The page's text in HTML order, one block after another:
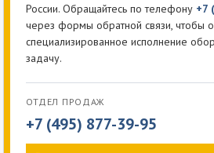
России. Обращайтесь по телефону +7
через формы обратной связи, чтобы
специализированное исполнение
задачу.
ОТДЕЛ ПРОДАЖ
+7 (495) 877-39-95